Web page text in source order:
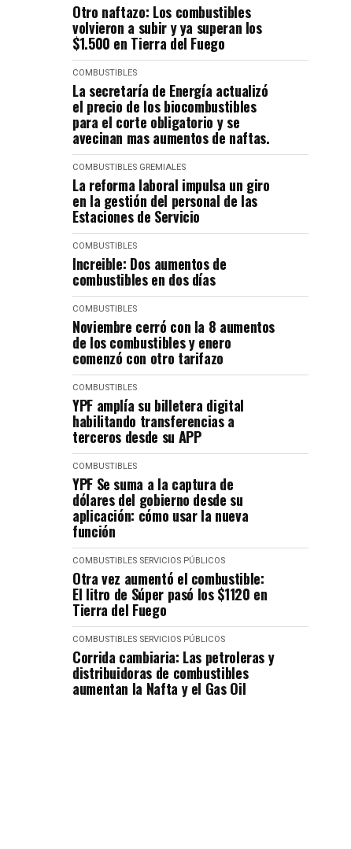
Otro naftazo: Los combustibles
volvieron a subir y ya superan los
$1.500 en Tierra del Fuego
COMBUSTIBLES
La secretaría de Energía actualizó
el precio de los biocombustibles
para el corte obligatorio y se
avecinan mas aumentos de naftas.
COMBUSTIBLES GREMIALES
La reforma laboral impulsa un giro
en la gestión del personal de las
Estaciones de Servicio
COMBUSTIBLES
Increible: Dos aumentos de
combustibles en dos días
COMBUSTIBLES
Noviembre cerró con la 8 aumentos
de los combustibles y enero
comenzó con otro tarifazo
COMBUSTIBLES
YPF amplía su billetera digital
habilitando transferencias a
terceros desde su APP
COMBUSTIBLES
YPF Se suma a la captura de
dólares del gobierno desde su
aplicación: cómo usar la nueva
función
COMBUSTIBLES SERVICIOS PÚBLICOS
Otra vez aumentó el combustible:
El litro de Súper pasó los $1120 en
Tierra del Fuego
COMBUSTIBLES SERVICIOS PÚBLICOS
Corrida cambiaria: Las petroleras y
distribuidoras de combustibles
aumentan la Nafta y el Gas Oil